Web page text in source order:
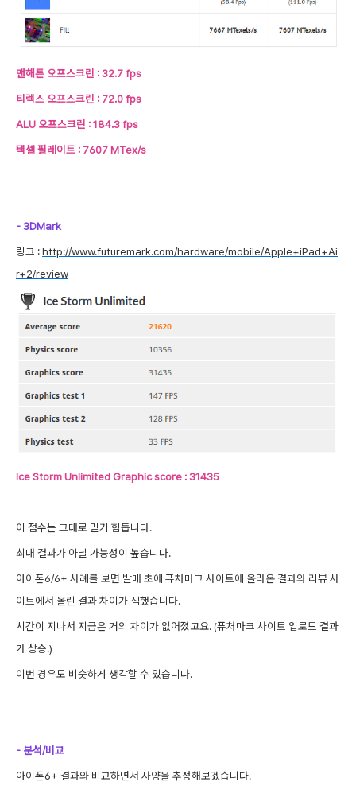
맨해튼 오프스크린 : 32.7 fps
티렉스 오프스크린 : 72.0 fps
ALU 오프스크린 : 184.3 fps
텍셀 필레이트 : 7607 MTex/s
- 3DMark
링크 :http://www.futuremark.com/hardware/mobile/Apple+iPad+Ai
r+2/review
Ice Storm Unlimited Graphic score : 31435
이 점수는 그대로 믿기 힘듭니다.
최대 결과가 아닐 가능성이 높습니다.
아이폰6/6+ 사례를 보면 발매 초에 퓨처마크 사이트에 올라온 결과와 리뷰 사
이트에서 올린 결과 차이가 심했습니다.
시간이 지나서 지금은 거의 차이가 없어졌고요. (퓨처마크 사이트 업로드 결과
가 상승.)
이번 경우도 비슷하게 생각할 수 있습니다.
- 분석/비교
아이폰6+ 결과와 비교하면서 사양을 추정해보겠습니다.